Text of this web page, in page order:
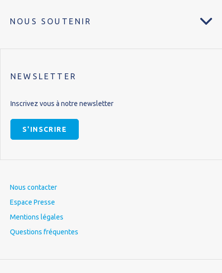
NOUS SOUTENIR
NEWSLETTER
Inscrivez vous à notre newsletter
S'INSCRIRE
Nous contacter
Espace Presse
Mentions légales
Questions fréquentes